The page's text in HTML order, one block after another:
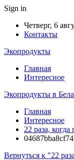
Sign in
Четверг, 6
Контакты
Экопродукты
Главная
Интересное
Экопродукты в
Главная
Интересное
22 раза,
Вернуться к "22